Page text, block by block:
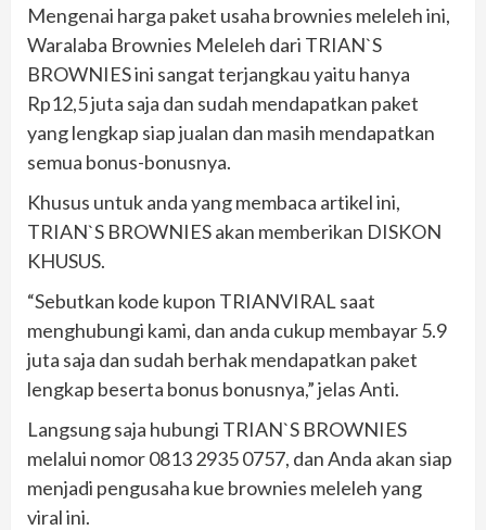
Mengenai harga paket usaha brownies meleleh ini,
Waralaba Brownies Meleleh dari TRIAN`S
BROWNIES ini sangat terjangkau yaitu hanya
Rp12,5 juta saja dan sudah mendapatkan paket
yang lengkap siap jualan dan masih mendapatkan
semua bonus-bonusnya.
Khusus untuk anda yang membaca artikel ini,
TRIAN`S BROWNIES akan memberikan DISKON
KHUSUS.
“Sebutkan kode kupon TRIANVIRAL saat
menghubungi kami, dan anda cukup membayar 5.9
juta saja dan sudah berhak mendapatkan paket
lengkap beserta bonus bonusnya,” jelas Anti.
Langsung saja hubungi TRIAN`S BROWNIES
melalui nomor 0813 2935 0757, dan Anda akan siap
menjadi pengusaha kue brownies meleleh yang
viral ini.